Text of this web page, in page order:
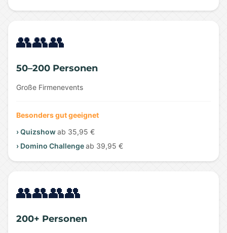
👥👥👥
50–200 Personen
Große Firmenevents
Besonders gut geeignet
› Quizshowab 35,95 €
› Domino Challengeab 39,95 €
👥👥👥👥
200+ Personen